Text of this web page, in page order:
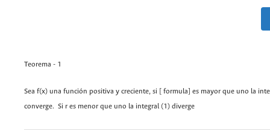
Teorema - 1
Sea f(x) una función positiva y creciente, si [ formula] es mayor que uno la
converge. Si r es menor que uno la integral (1) diverge